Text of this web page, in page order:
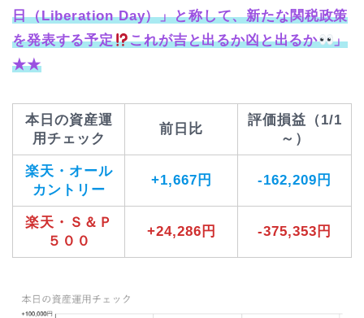
日（Liberation Day）」と称して、新たな関税政策
を発表する予定
これが吉と出るか凶と出るか
」
★★
本日の資産運
用チェック
前日比
評価損益（1/1
～）
楽天・オール
カントリー
+1,667円 -162,209円
楽天・Ｓ＆Ｐ
５００
+24,286円 -375,353円